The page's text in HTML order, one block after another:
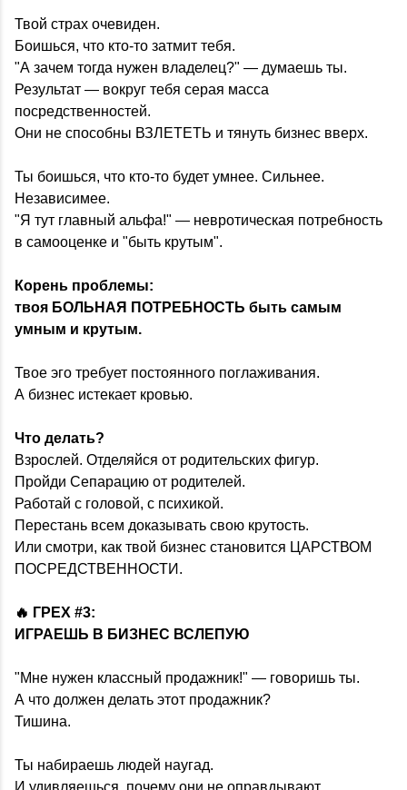
Твой страх очевиден.
Боишься, что кто-то затмит тебя.
"А зачем тогда нужен владелец?" — думаешь ты.
Результат — вокруг тебя серая масса
посредственностей.
Они не способны ВЗЛЕТЕТЬ и тянуть бизнес вверх.
Ты боишься, что кто-то будет умнее. Сильнее.
Независимее.
"Я тут главный альфа!" — невротическая потребность
в самооценке и "быть крутым".
Корень проблемы:
твоя БОЛЬНАЯ ПОТРЕБНОСТЬ быть самым
умным и крутым.
Твое эго требует постоянного поглаживания.
А бизнес истекает кровью.
Что делать?
Взрослей. Отделяйся от родительских фигур.
Пройди Сепарацию от родителей.
Работай с головой, с психикой.
Перестань всем доказывать свою крутость.
Или смотри, как твой бизнес становится ЦАРСТВОМ
ПОСРЕДСТВЕННОСТИ.
🔥 ГРЕХ #3:
ИГРАЕШЬ В БИЗНЕС ВСЛЕПУЮ
"Мне нужен классный продажник!" — говоришь ты.
А что должен делать этот продажник?
Тишина.
Ты набираешь людей наугад.